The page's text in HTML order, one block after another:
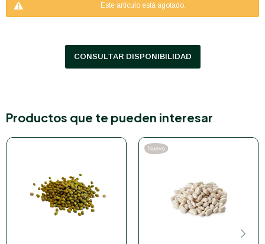
Este artículo está agotado.
CONSULTAR DISPONIBILIDAD
Productos que te pueden interesar